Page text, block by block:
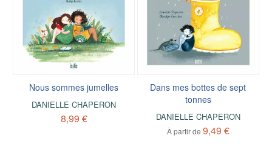
Nous sommes jumelles
DANIELLE CHAPERON
8,99 €
Dans mes bottes de sept
tonnes
DANIELLE CHAPERON
À partir de 9,49 €